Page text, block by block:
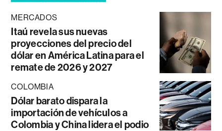
MERCADOS
Itaú revela sus nuevas
proyecciones del precio del
dólar en América Latina para el
remate de 2026 y 2027
COLOMBIA
Dólar barato dispara la
importación de vehículos a
Colombia y China lidera el podio